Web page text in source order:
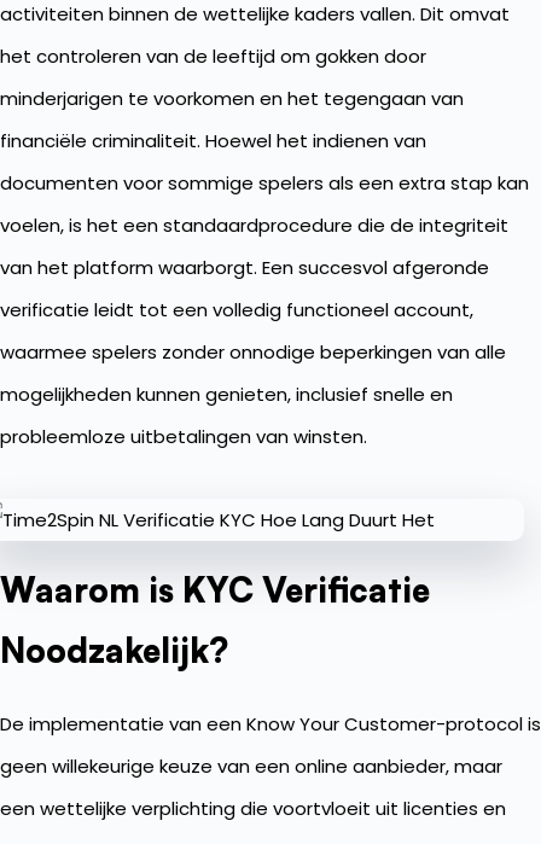
activiteiten binnen de wettelijke kaders vallen. Dit omvat
het controleren van de leeftijd om gokken door
minderjarigen te voorkomen en het tegengaan van
financiële criminaliteit. Hoewel het indienen van
documenten voor sommige spelers als een extra stap kan
voelen, is het een standaardprocedure die de integriteit
van het platform waarborgt. Een succesvol afgeronde
verificatie leidt tot een volledig functioneel account,
waarmee spelers zonder onnodige beperkingen van alle
mogelijkheden kunnen genieten, inclusief snelle en
probleemloze uitbetalingen van winsten.
Waarom is KYC Verificatie
Noodzakelijk?
De implementatie van een Know Your Customer-protocol is
geen willekeurige keuze van een online aanbieder, maar
een wettelijke verplichting die voortvloeit uit licenties en